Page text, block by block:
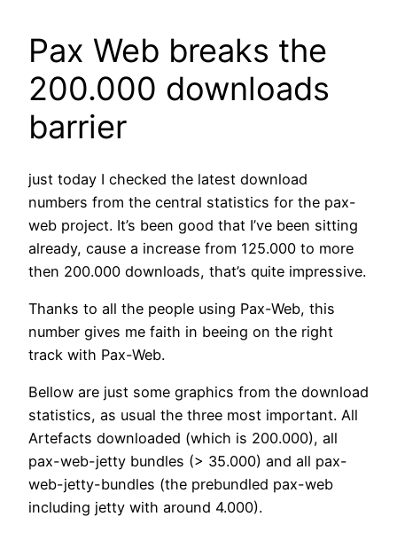
Pax Web breaks the
200.000 downloads
barrier
just today I checked the latest download
numbers from the central statistics for the pax-
web project. It’s been good that I’ve been sitting
already, cause a increase from 125.000 to more
then 200.000 downloads, that’s quite impressive.
Thanks to all the people using Pax-Web, this
number gives me faith in beeing on the right
track with Pax-Web.
Bellow are just some graphics from the download
statistics, as usual the three most important. All
Artefacts downloaded (which is 200.000), all
pax-web-jetty bundles (> 35.000) and all pax-
web-jetty-bundles (the prebundled pax-web
including jetty with around 4.000).